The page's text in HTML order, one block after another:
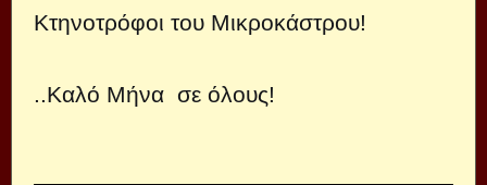
Κτηνοτρόφοι του Μικροκάστρου!
..Καλό Μήνα σε όλους!